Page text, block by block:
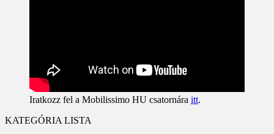
Iratkozz fel a Mobilissimo HU csatornára itt.
KATEGÓRIA LISTA